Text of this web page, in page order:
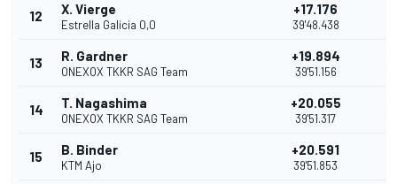
12 X. Vierge
Estrella Galicia 0,0
+17.176
39'48.438
13 R. Gardner
ONEXOX TKKR SAG Team
+19.894
39'51.156
14 T. Nagashima
ONEXOX TKKR SAG Team
+20.055
39'51.317
15 B. Binder
KTM Ajo
+20.591
39'51.853